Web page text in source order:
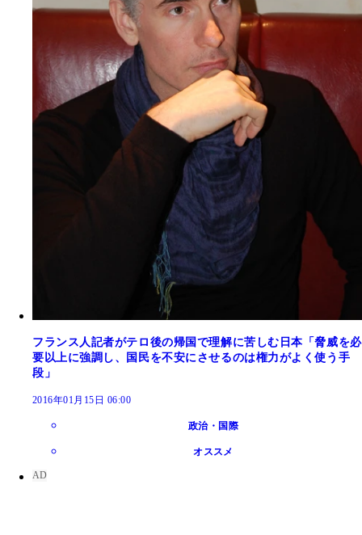
フランス人記者がテロ後の帰国で理解に苦しむ日本「脅威を必
要以上に強調し、国民を不安にさせるのは権力がよく使う手
段」
2016年01月15日 06:00
政治・国際
オススメ